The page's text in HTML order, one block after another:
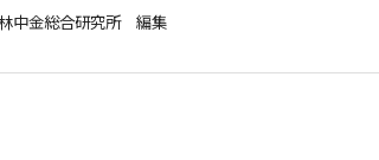
金総合研究所 編集